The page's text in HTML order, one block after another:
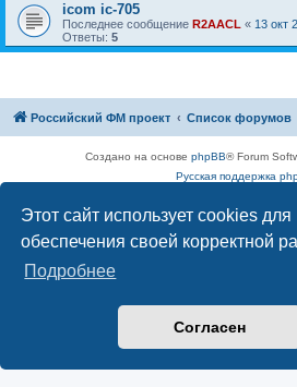
Этот сайт использует cookies для
обеспечения своей корректной
Подробнее
Согласен
icom ic-705
Последнее сообщение R2AACL « 13 окт
Ответы: 5
Российский ФМ проект Список форумов
Создано на основе phpBB® Forum
Русская поддержка